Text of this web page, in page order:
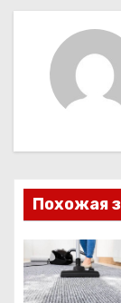
и
я
п
о
Похожая